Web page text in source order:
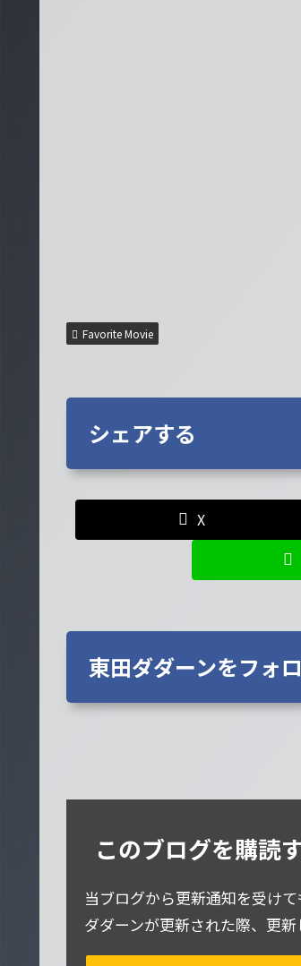
Favorite Movie
シェアする
X
東田ダダーンをフォ
このブログを購読
当ブログから更新通知を受け
ダダーンが更新された際、更新